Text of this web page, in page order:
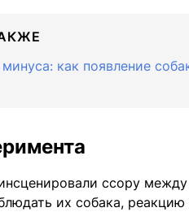
как появление
ссору
их собака,